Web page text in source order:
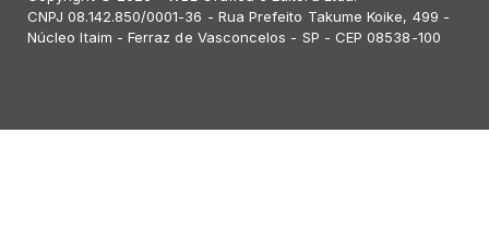
CNPJ 08.142.850/0001-36 - Rua Prefeito Takume Koike, 499 -
Núcleo Itaim - Ferraz de Vasconcelos - SP - CEP 08538-100